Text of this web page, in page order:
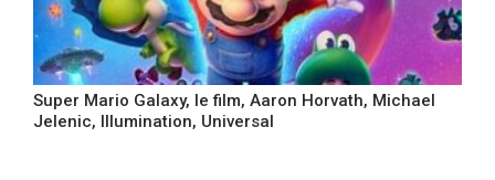
Super Mario Galaxy, le film, Aaron Horvath, Michael
Jelenic, Illumination, Universal